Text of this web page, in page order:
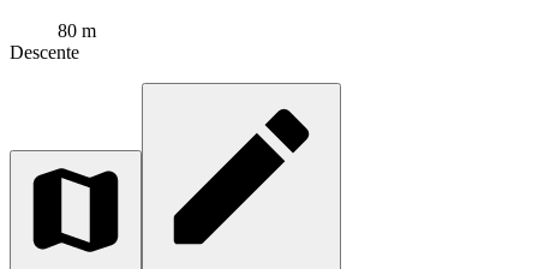
80 m
Descente